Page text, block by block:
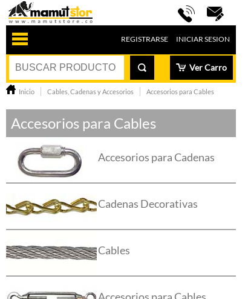
REGISTRARSE INICIAR SESION
Ver Carro
Inicio Cables, Cadenas y Accesorios Accesorios para Cables
Accesorios para Cables
Accesorios para Cadenas
Cadenas Decorativas
Cables